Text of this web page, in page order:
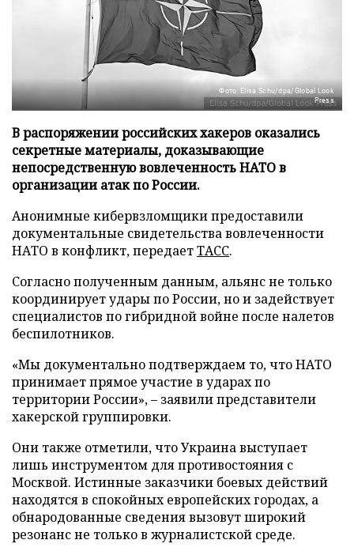
Фото: Elisa Schu/dpa/Global Look
Press
В распоряжении российских хакеров оказались
секретные материалы, доказывающие
непосредственную вовлеченность НАТО в
организации атак по России.
Анонимные кибервзломщики предоставили
документальные свидетельства вовлеченности
НАТО в конфликт, передаетТАСС.
Согласно полученным данным, альянс не только
координирует удары по России, но и задействует
специалистов по гибридной войне после налетов
беспилотников.
«Мы документально подтверждаем то, что НАТО
принимает прямое участие в ударах по
территории России», – заявили представители
хакерской группировки.
Они также отметили, что Украина выступает
лишь инструментом для противостояния с
Москвой. Истинные заказчики боевых действий
находятся в спокойных европейских городах, а
обнародованные сведения вызовут широкий
резонанс не только в журналистской среде.